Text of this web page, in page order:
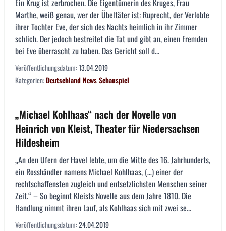
Ein Krug ist zerbrochen. Die Eigentümerin des Kruges, Frau
Marthe, weiß genau, wer der Übeltäter ist: Ruprecht, der Verlobte
ihrer Tochter Eve, der sich des Nachts heimlich in ihr Zimmer
schlich. Der jedoch bestreitet die Tat und gibt an, einen Fremden
bei Eve überrascht zu haben. Das Gericht soll d...
Veröffentlichungsdatum:13.04.2019
Kategorien:DeutschlandNewsSchauspiel
„Michael Kohlhaas“ nach der Novelle von
Heinrich von Kleist, Theater für Niedersachsen
Hildesheim
„An den Ufern der Havel lebte, um die Mitte des 16. Jahrhunderts,
ein Rosshändler namens Michael Kohlhaas, (…) einer der
rechtschaffensten zugleich und entsetzlichsten Menschen seiner
Zeit.“ – So beginnt Kleists Novelle aus dem Jahre 1810. Die
Handlung nimmt ihren Lauf, als Kohlhaas sich mit zwei se...
Veröffentlichungsdatum:24.04.2019